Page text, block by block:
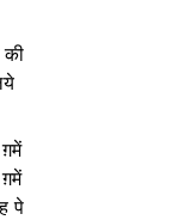
की
पे